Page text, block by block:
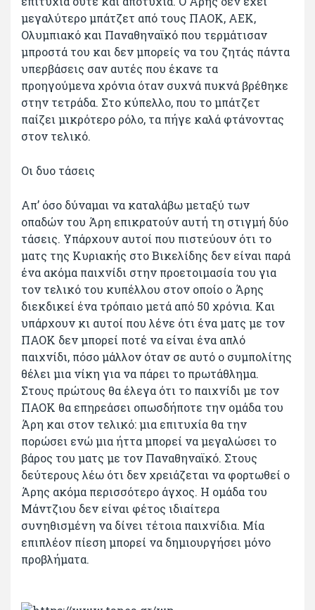
μεγαλύτερο μπάτζετ από τους ΠΑΟΚ, ΑΕΚ,
Ολυμπιακό και Παναθηναϊκό που τερμάτισαν
μπροστά του και δεν μπορείς να του ζητάς πάντα
υπερβάσεις σαν αυτές που έκανε τα
προηγούμενα χρόνια όταν συχνά πυκνά βρέθηκε
στην τετράδα. Στο κύπελλο, που το μπάτζετ
παίζει μικρότερο ρόλο, τα πήγε καλά φτάνοντας
στον τελικό.
Οι δυο τάσεις
Απ’ όσο δύναμαι να καταλάβω μεταξύ των
οπαδών του Άρη επικρατούν αυτή τη στιγμή δύο
τάσεις. Υπάρχουν αυτοί που πιστεύουν ότι το
ματς της Κυριακής στο Βικελίδης δεν είναι παρά
ένα ακόμα παιχνίδι στην προετοιμασία του για
τον τελικό του κυπέλλου στον οποίο ο Άρης
διεκδικεί ένα τρόπαιο μετά από 50 χρόνια. Και
υπάρχουν κι αυτοί που λένε ότι ένα ματς με τον
ΠΑΟΚ δεν μπορεί ποτέ να είναι ένα απλό
παιχνίδι, πόσο μάλλον όταν σε αυτό ο συμπολίτης
θέλει μια νίκη για να πάρει το πρωτάθλημα.
Στους πρώτους θα έλεγα ότι το παιχνίδι με τον
ΠΑΟΚ θα επηρεάσει οπωσδήποτε την ομάδα του
Άρη και στον τελικό: μια επιτυχία θα την
πορώσει ενώ μια ήττα μπορεί να μεγαλώσει το
βάρος του ματς με τον Παναθηναϊκό. Στους
δεύτερους λέω ότι δεν χρειάζεται να φορτωθεί ο
Άρης ακόμα περισσότερο άγχος. Η ομάδα του
Μάντζιου δεν είναι φέτος ιδιαίτερα
συνηθισμένη να δίνει τέτοια παιχνίδια. Μία
επιπλέον πίεση μπορεί να δημιουργήσει μόνο
προβλήματα.